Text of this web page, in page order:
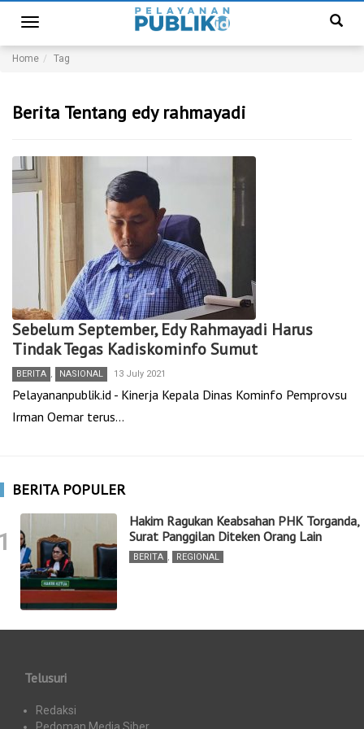
Toggle
navigation
Home Tag
Berita Tentang edy rahmayadi
Sebelum September, Edy Rahmayadi Harus
Tindak Tegas Kadiskominfo Sumut
BERITA , NASIONAL 13 July 2021
Pelayananpublik.id - Kinerja Kepala Dinas Kominfo Pemprovsu
Irman Oemar terus…
BERITA POPULER
Hakim Ragukan Keabsahan PHK Torganda,
Surat Panggilan Diteken Orang Lain
BERITA , REGIONAL
Telusuri
Redaksi